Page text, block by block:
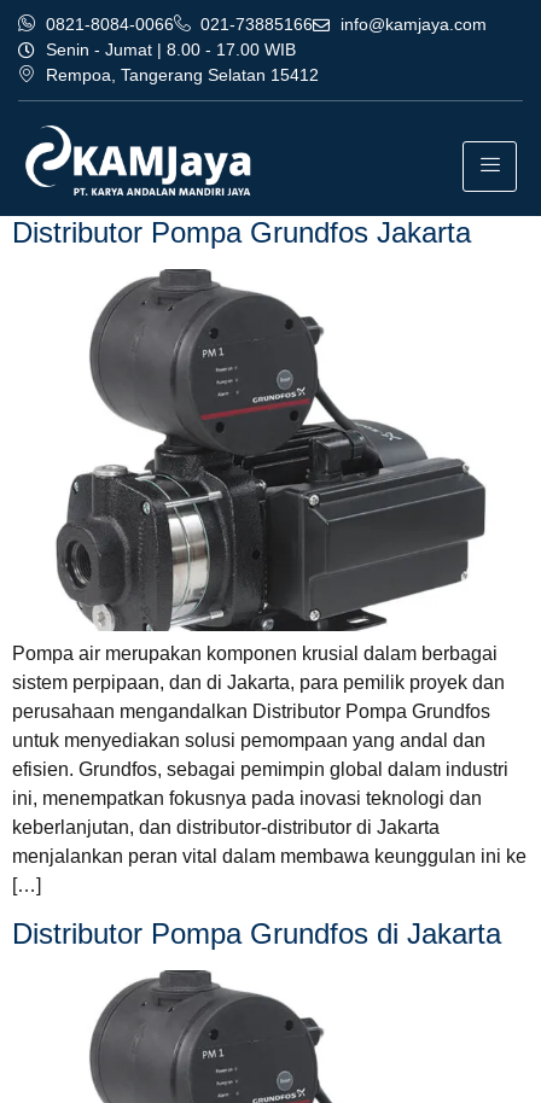
0821-8084-0066 021-73885166
info@kamjaya.com
Senin - Jumat | 8.00 - 17.00 WIB
Rempoa, Tangerang Selatan 15412
Tag:
grundfos jakarta bogor
Distributor Pompa Grundfos Jakarta
Pompa air merupakan komponen krusial dalam berbagai
sistem perpipaan, dan di Jakarta, para pemilik proyek dan
perusahaan mengandalkan Distributor Pompa Grundfos
untuk menyediakan solusi pemompaan yang andal dan
efisien. Grundfos, sebagai pemimpin global dalam industri
ini, menempatkan fokusnya pada inovasi teknologi dan
keberlanjutan, dan distributor-distributor di Jakarta
menjalankan peran vital dalam membawa keunggulan ini ke
[…]
Distributor Pompa Grundfos di Jakarta